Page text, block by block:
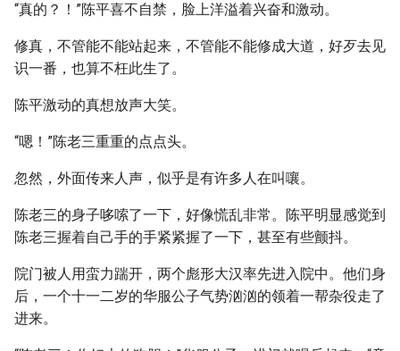
“真的？！”陈平喜不自禁，脸上洋溢着兴奋和激动。
修真，不管能不能站起来，不管能不能修成大道，好歹去见
识一番，也算不枉此生了。
陈平激动的真想放声大笑。
“嗯！”陈老三重重的点点头。
忽然，外面传来人声，似乎是有许多人在叫嚷。
陈老三的身子哆嗦了一下，好像慌乱非常。陈平明显感觉到
陈老三握着自己手的手紧紧握了一下，甚至有些颤抖。
院门被人用蛮力踹开，两个彪形大汉率先进入院中。他们身
后，一个十一二岁的华服公子气势汹汹的领着一帮杂役走了
进来。